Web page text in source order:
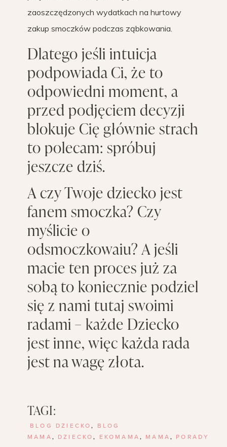
zaoszczędzonych wydatkach na hurtowy
zakup smoczków podczas ząbkowania.
Dlatego jeśli intuicja
podpowiada Ci, że to
odpowiedni moment, a
przed podjęciem decyzji
blokuje Cię głównie strach
to polecam: spróbuj
jeszcze dziś.
A czy Twoje dziecko jest
fanem smoczka? Czy
myślicie o
odsmoczkowaiu? A jeśli
macie ten proces już za
sobą to koniecznie podziel
się z nami tutaj swoimi
radami – każde Dziecko
jest inne, więc każda rada
jest na wagę złota.
TAGI:
BLOG DZIECKO,
BLOG
MAMA , DZIECKO, EKOMAMA, MAMA, PORADY